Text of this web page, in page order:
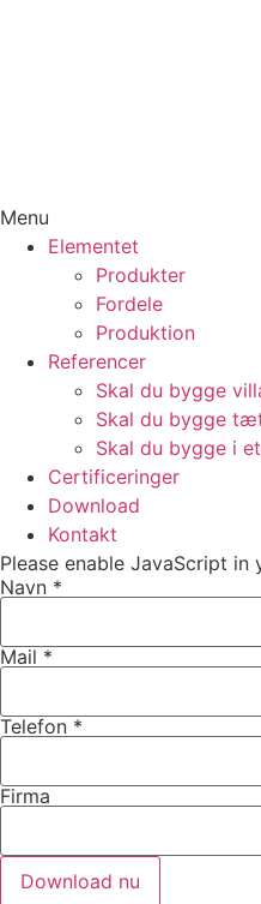
Menu
Elementet
Produkter
Fordele
Produktion
Referencer
Skal du bygge
Skal du bygge
Skal du bygge i
Certificeringer
Download
Kontakt
Please enable JavaScript
Navn *
Mail *
Telefon *
Firma
Download nu